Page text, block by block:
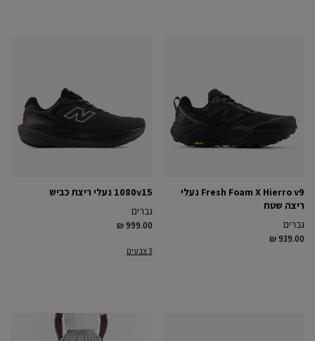
Fresh Foam X Hierro v9 נעלי
ריצה שטח
גברים
₪ 939.00
1080v15 נעלי ריצת כביש
גברים
₪ 999.00
3 צבעים